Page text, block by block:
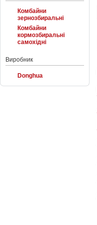
Комбайни
зернозбиральні
Комбайни
кормозбиральні
самохідні
Виробник
Donghua